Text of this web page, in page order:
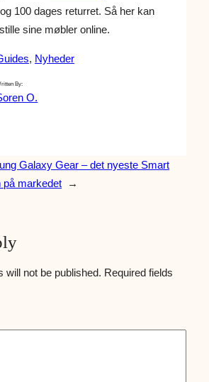
100 dages returret. Så her kan
sine møbler online.
, Nyheder
By:
O.
Galaxy Gear – det nyeste Smart
på markedet
→
will not be published. Required fields